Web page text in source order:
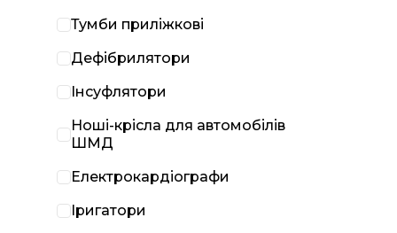
Тумби приліжкові
Дефібрилятори
Інсуфлятори
Ноші-крісла для автомобілів
ШМД
Електрокардіографи
Іригатори